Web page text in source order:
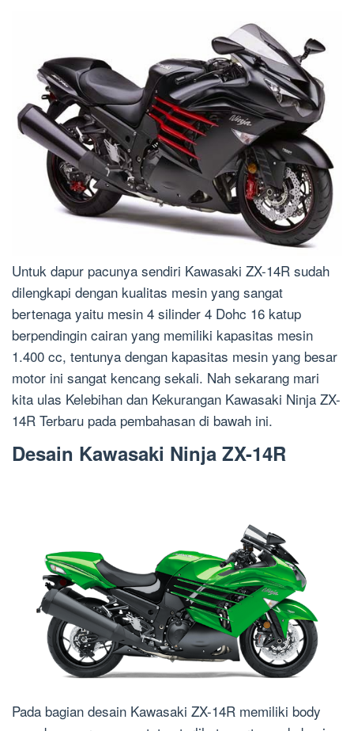
Untuk dapur pacunya sendiri Kawasaki ZX-14R sudah
dilengkapi dengan kualitas mesin yang sangat
bertenaga yaitu mesin 4 silinder 4 Dohc 16 katup
berpendingin cairan yang memiliki kapasitas mesin
1.400 cc, tentunya dengan kapasitas mesin yang besar
motor ini sangat kencang sekali. Nah sekarang mari
kita ulas Kelebihan dan Kekurangan Kawasaki Ninja ZX-
14R Terbaru pada pembahasan di bawah ini.
Desain Kawasaki Ninja ZX-14R
Pada bagian desain Kawasaki ZX-14R memiliki body